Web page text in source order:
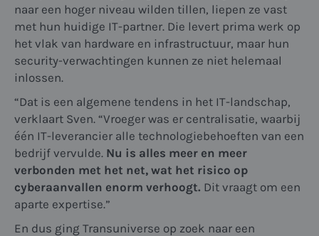
naar een hoger niveau wilden tillen, liepen ze vast
met hun huidige IT-partner. Die levert prima werk op
het vlak van hardware en infrastructuur, maar hun
security-verwachtingen kunnen ze niet helemaal
inlossen.
“Dat is een algemene tendens in het IT-landschap,
verklaart Sven. “Vroeger was er centralisatie, waarbij
één IT-leverancier alle technologiebehoeften van een
bedrijf vervulde. Nu is alles meer en meer
verbonden met het net, wat het risico op
cyberaanvallen enorm verhoogt. Dit vraagt om een
aparte expertise.”
En dus ging Transuniverse op zoek naar een